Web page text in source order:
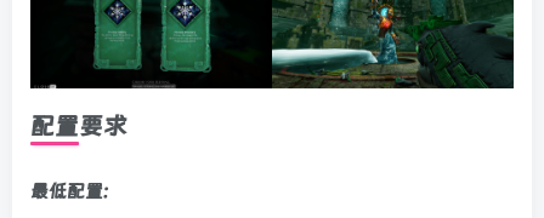
配置要求
最低配置: